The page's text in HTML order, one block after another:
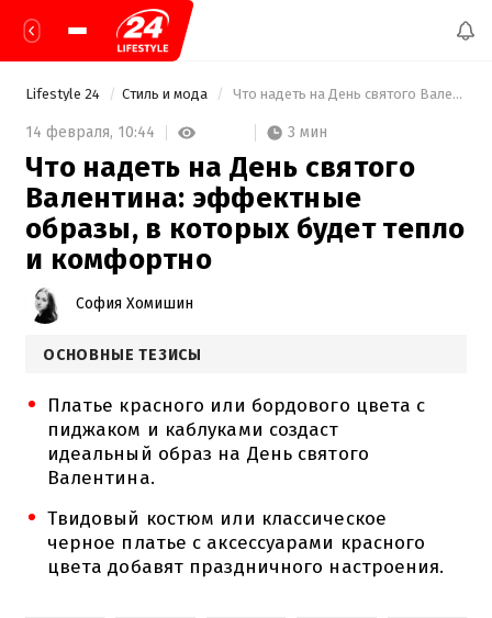
Lifestyle 24 Стиль и мода Что надеть на День святого Валентина: эффектные образы, в которых будет тепло и комфортно
14 февраля, 10:44 3 мин
Что надеть на День святого
Валентина: эффектные
образы, в которых будет тепло
и комфортно
София Хомишин
ОСНОВНЫЕ ТЕЗИСЫ
Платье красного или бордового цвета с
пиджаком и каблуками создаст
идеальный образ на День святого
Валентина.
Твидовый костюм или классическое
черное платье с аксессуарами красного
цвета добавят праздничного настроения.